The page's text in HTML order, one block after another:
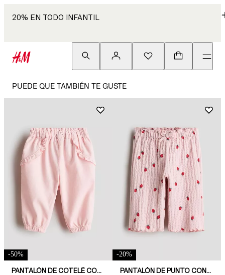
20% EN TODO INFANTIL
PUEDE QUE TAMBIÉN TE GUSTE
-50%
PANTALÓN DE COTELÉ CON RIBETES DE VUELOS
-20%
PANTALÓN DE PUNTO CON TEXTURA